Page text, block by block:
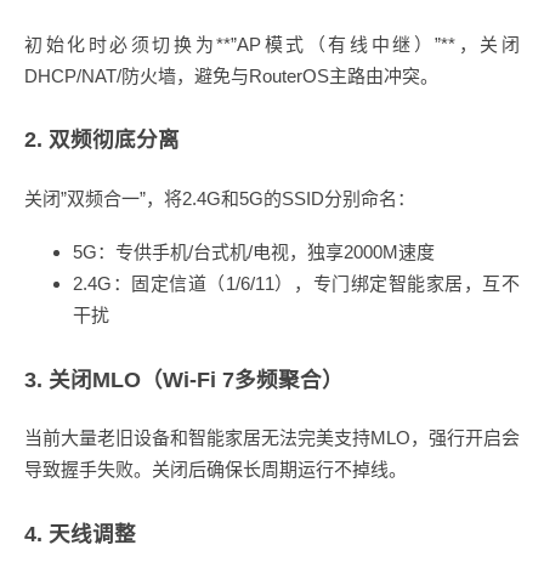
初始化时必须切换为**”AP模式（有线中继）”**，关闭
DHCP/NAT/防火墙，避免与RouterOS主路由冲突。
2. 双频彻底分离
关闭”双频合一”，将2.4G和5G的SSID分别命名：
5G：专供手机/台式机/电视，独享2000M速度
2.4G：固定信道（1/6/11），专门绑定智能家居，互不
干扰
3. 关闭MLO（Wi-Fi 7多频聚合）
当前大量老旧设备和智能家居无法完美支持MLO，强行开启会
导致握手失败。关闭后确保长周期运行不掉线。
4. 天线调整